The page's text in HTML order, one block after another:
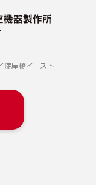
淀屋橋イースト